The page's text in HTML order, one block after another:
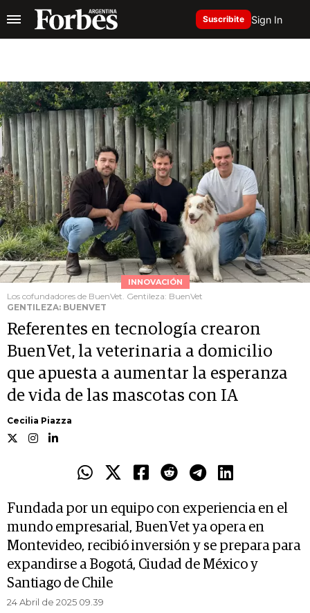
Suscribite Sign In
INNOVACIÓN
Los cofundadores de BuenVet. Gentileza: BuenVet
GENTILEZA: BUENVET
Referentes en tecnología crearon
BuenVet, la veterinaria a domicilio
que apuesta a aumentar la esperanza
de vida de las mascotas con IA
Cecilia Piazza
Fundada por un equipo con experiencia en el
mundo empresarial, BuenVet ya opera en
Montevideo, recibió inversión y se prepara para
expandirse a Bogotá, Ciudad de México y
Santiago de Chile
24 Abril de 2025 09.39